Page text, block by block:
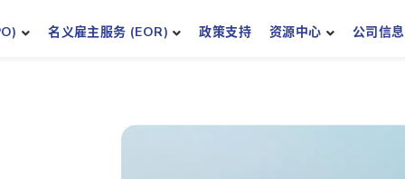
名义雇主服务 (EOR) 政策支持 资源中心 公司信息